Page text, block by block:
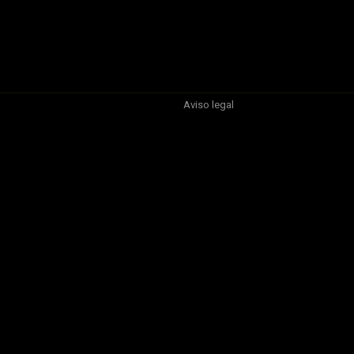
Aviso legal